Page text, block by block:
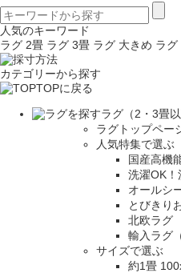
人気のキーワード
ラグ 2畳 ラグ 3畳 ラグ 大きめ ラグ
カテゴリーから探す
TOPに戻る
ラグ（2・3畳以
ラグトップペー
人気特集で選ぶ
国産高機
洗濯OK！
オールシ
とびきり
北欧ラグ
輸入ラグ
サイズで選ぶ
約1畳